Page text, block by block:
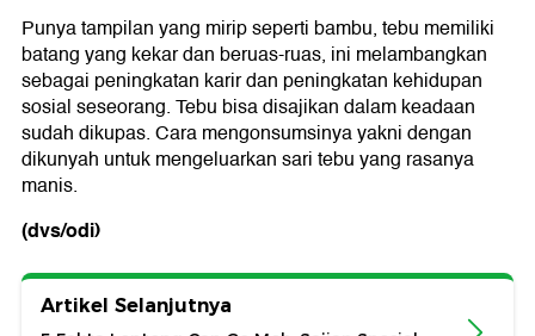
Punya tampilan yang mirip seperti bambu, tebu memiliki
batang yang kekar dan beruas-ruas, ini melambangkan
sebagai peningkatan karir dan peningkatan kehidupan
sosial seseorang. Tebu bisa disajikan dalam keadaan
sudah dikupas. Cara mengonsumsinya yakni dengan
dikunyah untuk mengeluarkan sari tebu yang rasanya
manis.
(dvs/odi)
Artikel Selanjutnya